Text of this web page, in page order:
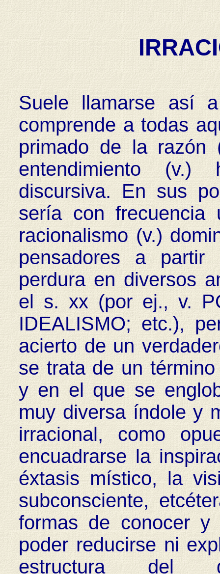
Suele llamarse así
comprende a todas
primado de la razón
entendimiento
discursiva. En sus
sería con frecuencia
racionalismo (v.)
pensadores a
perdura en diversos
el s. xx (por ej., v.
IDEALISMO; etc.),
acierto de un
se trata de un
y en el que se
muy diversa índole y
irracional, como
encuadrarse la
éxtasis místico, la
subconsciente,
formas de conocer
poder reducirse ni
estructura del